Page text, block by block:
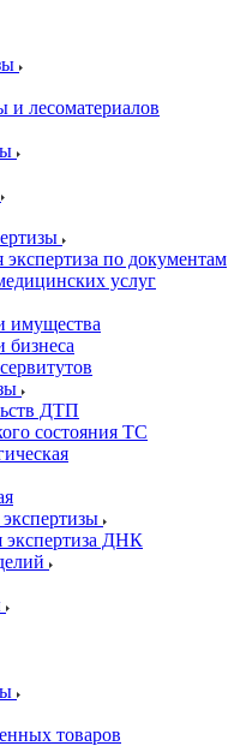
и лесоматериалов
по документам
услуг
имущества
бизнеса
ДТП
состояния ТС
экспертиза ДНК
товаров